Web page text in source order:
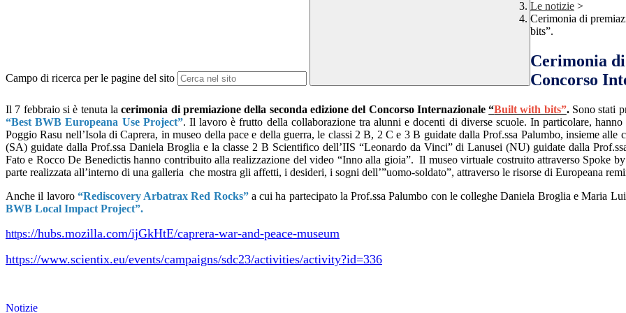
Campo di ricerca per le pagine del sito
Le notizie >
Cerimonia di
bits”.
Cerimonia
Concorso
Il 7 febbraio si è tenuta lacerimonia di premiazione della seconda edizione del Concorso Internazionale“Built with bits”. Sono stati
“Best BWB Europeana Use Project”. Il lavoro è frutto della collaborazione tra alunni e docenti di diverse scuole. In particolare,
Poggio Rasu nell’Isola di Caprera, in museo della pace e della guerra, le classi 2 B, 2 C e 3 B guidate dalla Prof.ssa Palumbo, insieme
(SA) guidate dalla Prof.ssa Daniela Broglia e la classe 2 B Scientifico dell’IIS “Leonardo da Vinci” di Lanusei (NU) guidate dalla
Fato e Rocco De Benedictis hanno contribuito alla realizzazione del video “Inno alla gioia”. Il museo virtuale costruito attraverso Spoke
parte realizzata all’interno di una galleria che mostra gli affetti, i desideri, i sogni dell’”uomo-soldato”, attraverso le risorse di Europeana
Anche il lavoro “Rediscovery Arbatrax Red Rocks”a cui ha partecipato la Prof.ssa Palumbo con le colleghe Daniela Broglia e Maria
BWB Local Impact Project”.
https://hubs.mozilla.com/ijGkHtE/caprera-war-and-peace-museum
https://www.scientix.eu/events/campaigns/sdc23/activities/activity?id=336
Notizie